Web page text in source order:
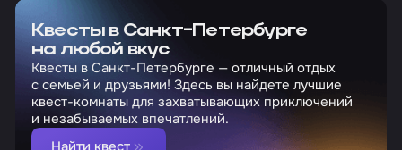
Квесты в Санкт-Петербурге
на любой вкус
Квесты в Санкт-Петербурге — отличный отдых
с семьей и друзьями! Здесь вы найдете лучшие
квест-комнаты для захватывающих приключений
и незабываемых впечатлений.